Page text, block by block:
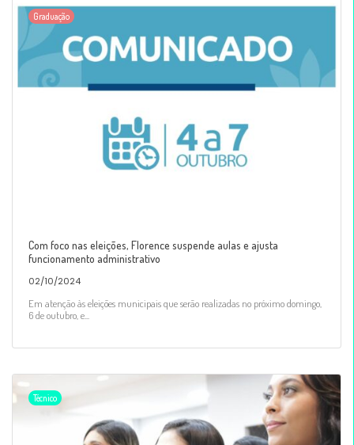
Graduação
Com foco nas eleições, Florence suspende aulas e ajusta
funcionamento administrativo
02/10/2024
Em atenção às eleições municipais que serão realizadas no próximo domingo,
6 de outubro, e...
Técnico